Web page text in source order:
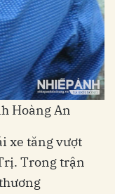
Hoàng An
xe tăng vượt
Trong trận